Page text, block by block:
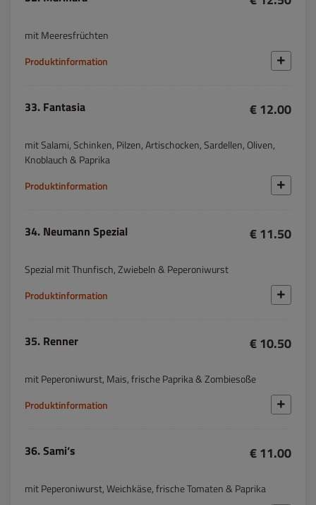
mit Meeresfrüchten
Produktinformation
33. Fantasia € 12.00
mit Salami, Schinken, Pilzen, Artischocken, Sardellen, Oliven,
Knoblauch & Paprika
Produktinformation
34. Neumann Spezial € 11.50
Spezial mit Thunfisch, Zwiebeln & Peperoniwurst
Produktinformation
35. Renner € 10.50
mit Peperoniwurst, Mais, frische Paprika & Zombiesoße
Produktinformation
36. Sami‘s € 11.00
mit Peperoniwurst, Weichkäse, frische Tomaten & Paprika